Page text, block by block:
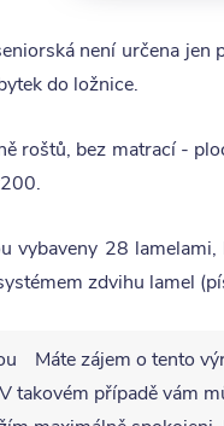
není určena
do ložnice.
roštů, bez matrací -
vybaveny 28
zdvihu lamel
Máte zájem o tento
takovém případě vám